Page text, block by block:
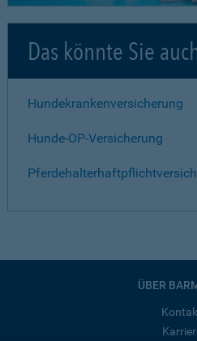
Das könnte Sie
Hundekrankenversicherung
Hunde-OP-Versicherung
ÜBER